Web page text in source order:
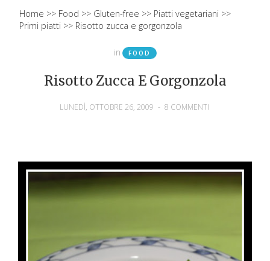
Home Food Gluten-free
Piatti vegetariani
Primi piatti
Risotto zucca e gorgonzola
in FOOD
Risotto Zucca E Gorgonzola
LUNEDÌ, OTTOBRE 26, 2009 - 8 COMMENTI